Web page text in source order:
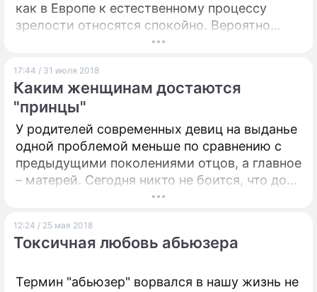
как в Европе к естественному процессу
зрелости относятся спокойно. Вероятно
потому, что в Европе гораздо активнее был
могут сколько угодно стареть без ущерба
для взаимодействия с противоположным
полом.
17:44 / 31 июля 2018
Каким женщинам достаются
"принцы"
У родителей современных девиц на выданье
одной проблемой меньше по сравнению с
предыдущими поколениями отцов, а главное
– матерей. Сегодня никто не боится, что дочь
рано "выскочит замуж" или, не дай Бог,
другого – что совсем не выйдет замуж или,
что еще ужаснее, приведет в дом
жаргонизм у охотниц за женихами.
12:24 / 25 мая 2018
Токсичная любовь абьюзера
Термин "абьюзер" ворвался в нашу жизнь не